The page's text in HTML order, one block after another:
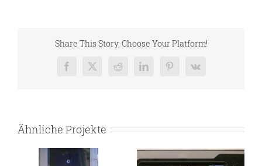
Share This Story, Choose Your Platform!
Facebook
X RedditLinkedInPinterest
Vk
Ähnliche Projekte